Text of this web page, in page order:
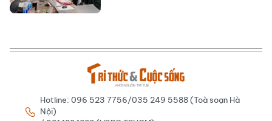
Hotline: 096 523 7756/035 249 5588 (Toà soạn Hà
Nội)